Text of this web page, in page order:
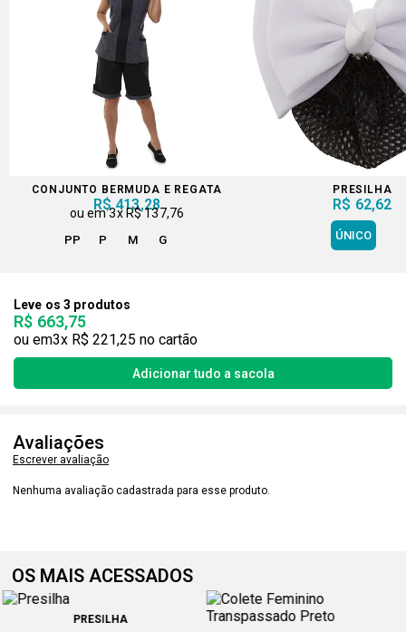
CONJUNTO BERMUDA E REGATA
R$ 413,28
3x R$ 137,76
PP P M G
PRESILHA
R$ 62,62
ÚNICO
Leve os 3 produtos
R$ 663,75
3x R$ 221,25
Avaliações
Escrever avaliação
Nenhuma avaliação cadastrada para esse produto.
OS MAIS ACESSADOS
PRESILHA